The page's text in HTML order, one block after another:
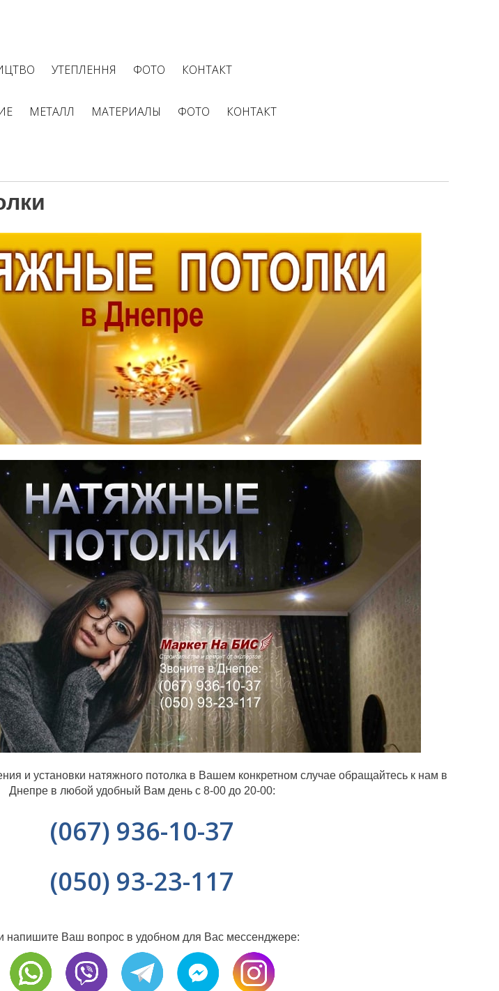
УТЕПЛЕННЯ ФОТО КОНТАКТ
МЕТАЛЛ МАТЕРИАЛЫ ФОТО КОНТАКТ
и установки натяжного потолка в Вашем конкретном случае обращайтесь к нам в
Днепре в любой удобный Вам день с 8-00 до 20-00:
(067) 936-10-37
(050) 93-23-117
напишите Ваш вопрос в удобном для Вас мессенджере: